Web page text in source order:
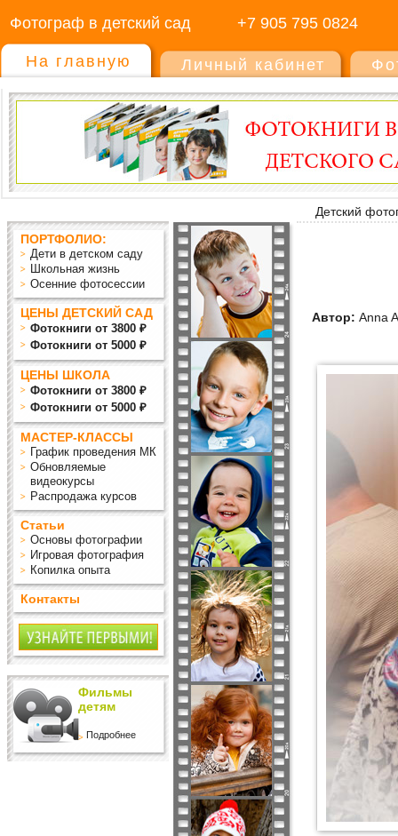
Фотограф в детский сад +7 905 795 0824
На главную Личный кабинет
Детский
ПОРТФОЛИО:
Дети в детском саду
Школьная жизнь
Осенние фотосессии
ЦЕНЫ ДЕТСКИЙ САД
Фотокниги от 3800 ₽
Фотокниги от 5000 ₽
ЦЕНЫ ШКОЛА
Фотокниги от 3800 ₽
Фотокниги от 5000 ₽
МАСТЕР-КЛАССЫ
График проведения МК
Обновляемые
видеокурсы
Распродажа курсов
Статьи
Основы фотографии
Игровая фотография
Копилка опыта
Контакты
Фильмы
детям
Подробнее
Автор: Anna